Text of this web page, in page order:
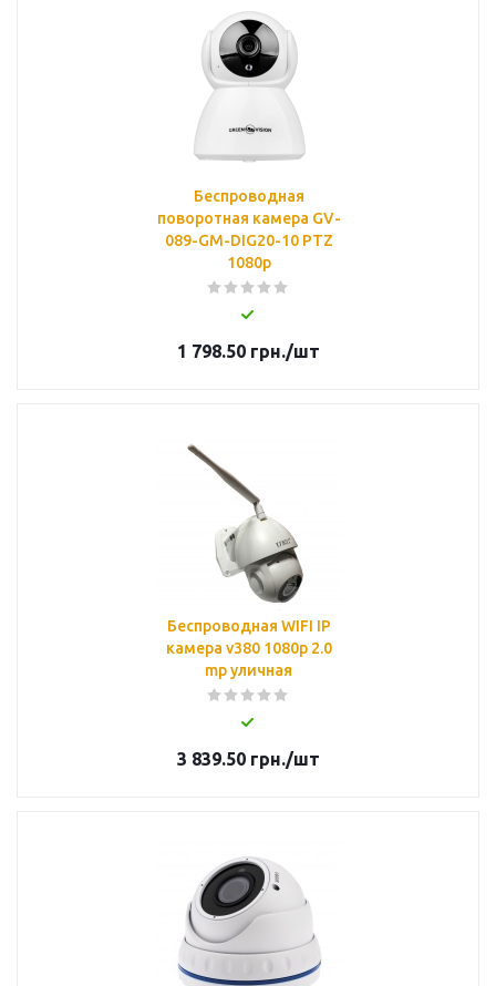
Беспроводная
поворотная камера GV-
089-GM-DIG20-10 PTZ
1080p
1 798.50 грн./шт
Беспроводная WIFI IP
камера v380 1080p 2.0
mp уличная
3 839.50 грн./шт